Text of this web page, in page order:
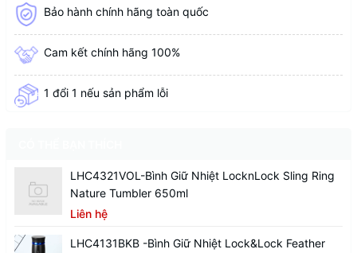
Bảo hành chính hãng toàn quốc
Cam kết chính hãng 100%
1 đổi 1 nếu sản phẩm lỗi
LHC4321VOL-Bình Giữ Nhiệt LocknLock Sling Ring
Nature Tumbler 650ml
Liên hệ
LHC4131BKB -Bình Giữ Nhiệt Lock&Lock Feather